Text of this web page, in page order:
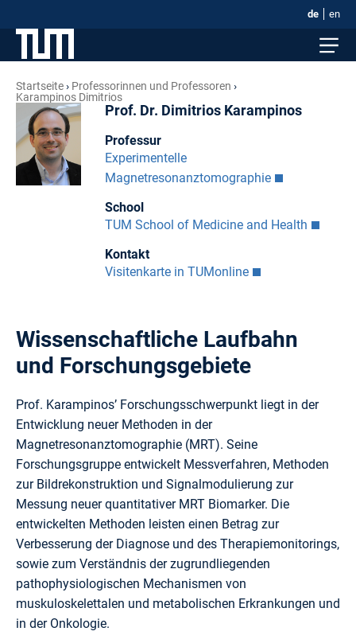
de en
Startseite
Professorinnen und Professoren
Karampinos Dimitrios
Prof. Dr. Dimitrios Karampinos
Professur
Experimentelle
Magnetresonanztomographie
School
TUM School of Medicine and Health
Kontakt
Visitenkarte in TUMonline
Wissenschaftliche Laufbahn
und Forschungsgebiete
Prof. Karampinos’ Forschungsschwerpunkt liegt in der
Entwicklung neuer Methoden in der
Magnetresonanztomographie (MRT). Seine
Forschungsgruppe entwickelt Messverfahren, Methoden
zur Bildrekonstruktion und Signalmodulierung zur
Messung neuer quantitativer MRT Biomarker. Die
entwickelten Methoden leisten einen Betrag zur
Verbesserung der Diagnose und des Therapiemonitorings,
sowie zum Verständnis der zugrundliegenden
pathophysiologischen Mechanismen von
muskuloskelettalen und metabolischen Erkrankungen und
in der Onkologie.